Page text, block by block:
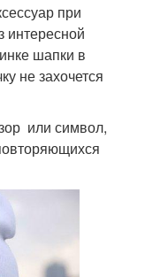
при
интересной
шапки в
не захочется
или символ,